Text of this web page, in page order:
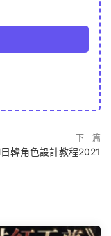
下一篇
韓角色設計教程2021